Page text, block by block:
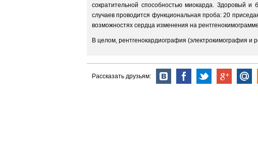
сократительной способностью миокарда. Здоровый
случаев проводится функциональная проба: 20
возможностях сердца изменения на
В целом, рентгенокардиография (электрокимография
Рассказать друзьям: